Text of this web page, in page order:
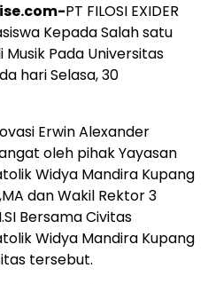
PT FILOSI EXIDER
Kepada Salah satu
Pada Universitas
hari Selasa, 30
Erwin Alexander
oleh pihak Yayasan
Widya Mandira Kupang
dan Wakil Rektor 3
Bersama Civitas
Widya Mandira Kupang
tersebut.